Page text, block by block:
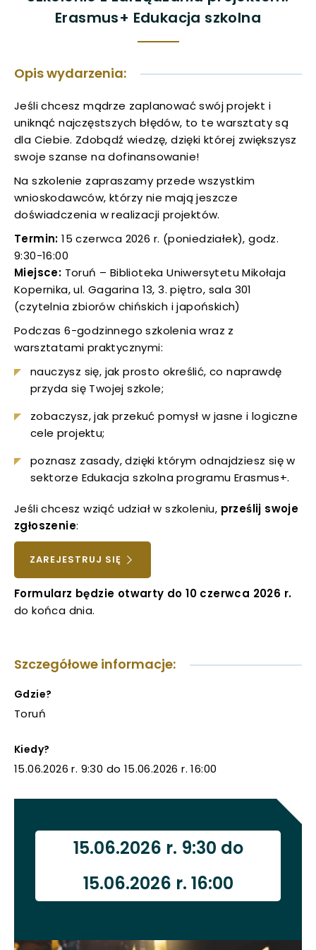
uwaga, link otwiera się w nowej karcie
uwaga, link otwiera się w nowej karcie
uwaga, link otwiera się w nowej karcie
uwaga, link otwiera się w nowej karcie
uwaga, link otwiera się w nowej karcie
uwaga, link otwiera się w nowej karcie
uwaga, link otwiera się w nowej karcie
uwaga, link otwiera się w nowej karcie
uwaga, link otwiera się w nowej karcie
uwaga, link otwiera się w nowej karcie
uwaga, link otwiera się w nowej karcie
uwaga, link otwiera się w nowej karcie
uwaga, link otwiera się w nowej karcie
uwaga, link otwiera się w nowej karcie
uwaga, link otwiera się w nowej karcie
Erasmus+ Edukacja szkolna
Opis wydarzenia:
Jeśli chcesz mądrze zaplanować swój projekt i
uniknąć najczęstszych błędów, to te warsztaty są
dla Ciebie. Zdobądź wiedzę, dzięki której zwiększysz
swoje szanse na dofinansowanie!
Na szkolenie zapraszamy przede wszystkim
wnioskodawców, którzy nie mają jeszcze
doświadczenia w realizacji projektów.
Termin: 15 czerwca 2026 r. (poniedziałek), godz.
9:30-16:00
Miejsce: Toruń – Biblioteka Uniwersytetu Mikołaja
Kopernika, ul. Gagarina 13, 3. piętro, sala 301
(czytelnia zbiorów chińskich i japońskich)
Podczas 6-godzinnego szkolenia wraz z
warsztatami praktycznymi:
nauczysz się, jak prosto określić, co naprawdę
przyda się Twojej szkole;
zobaczysz, jak przekuć pomysł w jasne i logiczne
cele projektu;
poznasz zasady, dzięki którym odnajdziesz się w
sektorze Edukacja szkolna programu Erasmus+.
Jeśli chcesz wziąć udział w szkoleniu, prześlij swoje
zgłoszenie:
ZAREJESTRUJ SIĘ UWAGA,
OTWIERA
Formularz będzie otwarty do 10 czerwca 2026 r.
do końca dnia.
Szczegółowe informacje:
Gdzie?
Toruń
Kiedy?
15.06.2026 r. 9:30 do 15.06.2026 r. 16:00
15.06.2026 r. 9:30 do
15.06.2026 r. 16:00